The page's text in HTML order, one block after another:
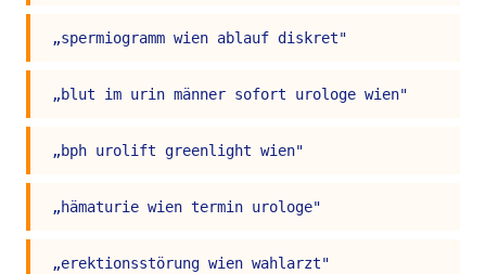
„spermiogramm wien ablauf diskret"
„blut im urin männer sofort urologe wien"
„bph urolift greenlight wien"
„hämaturie wien termin urologe"
„erektionsstörung wien wahlarzt"